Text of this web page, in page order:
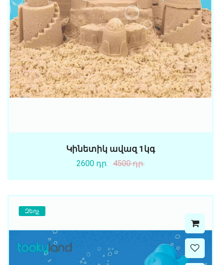
Կինետիկ ավազ 1կգ
2600 դր. 4500 դր.
Զեղչ